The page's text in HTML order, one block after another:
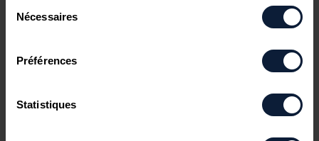
Nécessaires
Préférences
Statistiques